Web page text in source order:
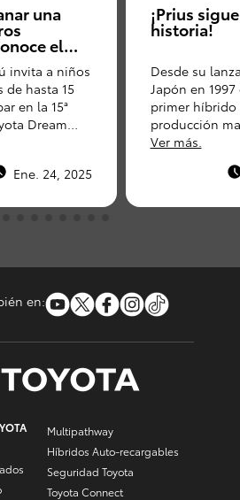
una
el
dibujo
Toyota
invita a niños
de hasta 15
en la 15ª
Dream
que premia
de la
Ene. 24, 2025
¡Prius
historia!
Desde su
Japón en
primer híbrido
producción
Prius ha sido
Ver más.
en:
Multipathway
Híbridos Auto-recargables
Seguridad Toyota
Toyota Connect